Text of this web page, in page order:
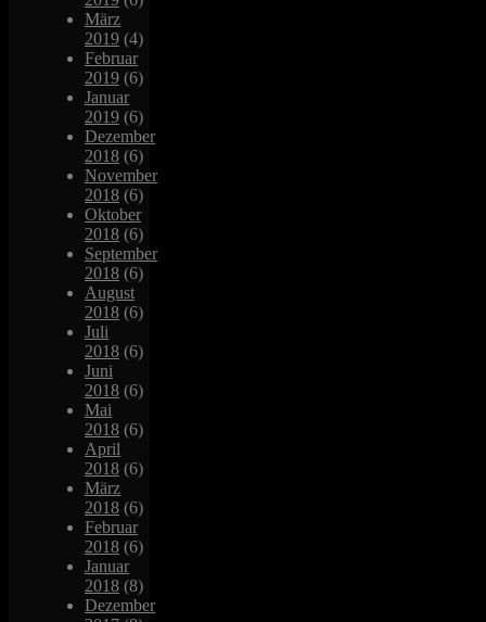
März
2019 (4)
Februar
2019 (6)
Januar
2019 (6)
Dezember
2018 (6)
November
2018 (6)
Oktober
2018 (6)
September
2018 (6)
August
2018 (6)
Juli
2018 (6)
Juni
2018 (6)
Mai
2018 (6)
April
2018 (6)
März
2018 (6)
Februar
2018 (6)
Januar
2018 (8)
Dezember